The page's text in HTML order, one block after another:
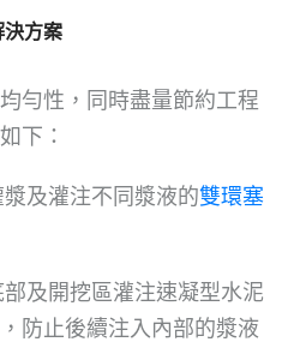
決方案
勻性，同時盡量節約工程
下：
及灌注不同漿液的雙環塞
及開挖區灌注速凝型水泥
防止後續注入內部的漿液